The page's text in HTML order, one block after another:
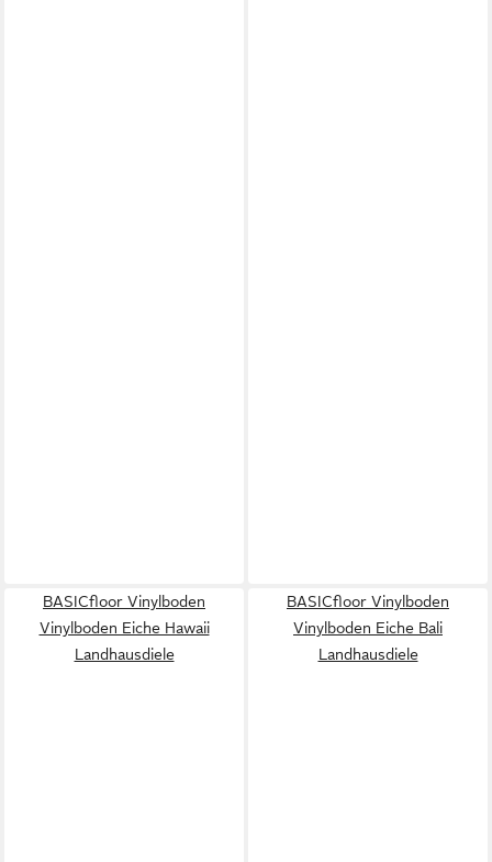
BASICfloor Vinylboden
Vinylboden Eiche Hawaii
Landhausdiele
BASICfloor Vinylboden
Vinylboden Eiche Bali
Landhausdiele